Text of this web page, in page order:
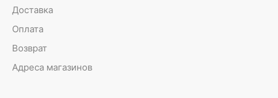
Доставка
Оплата
Возврат
Адреса магазинов